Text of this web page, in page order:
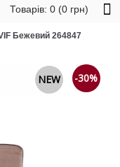
Товарів: 0 (0 грн)
Бежевий 264847
-30%
NEW